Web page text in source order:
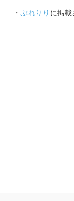
・ぷれりり に掲載